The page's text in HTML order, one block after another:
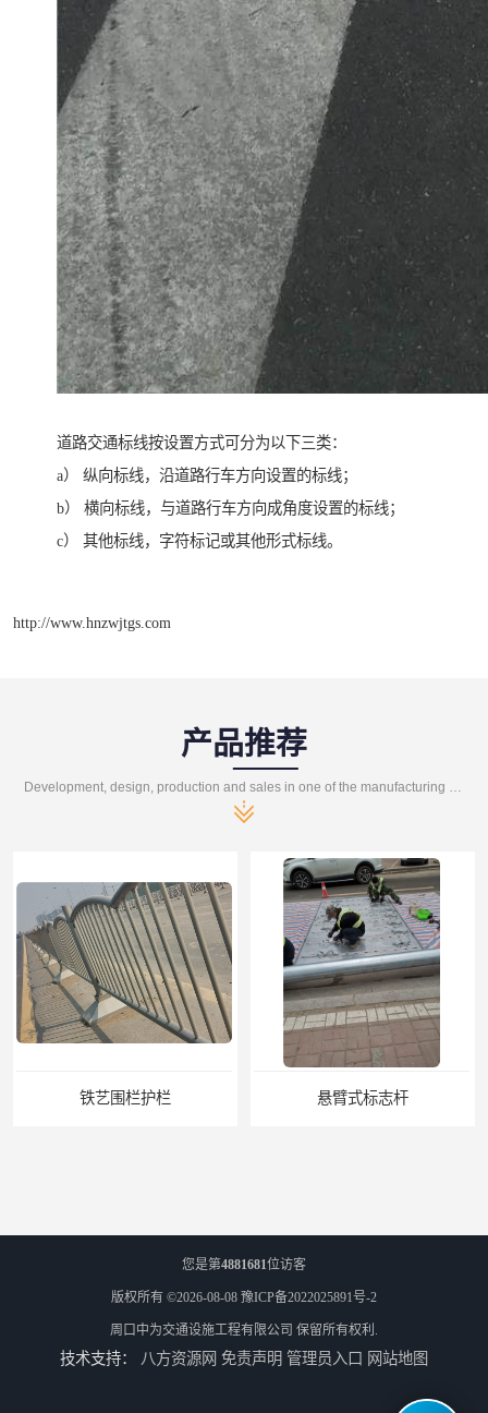
道路交通标线按设置方式可分为以下三类：
a） 纵向标线，沿道路行车方向设置的标线；
b） 横向标线，与道路行车方向成角度设置的标线；
c） 其他标线，字符标记或其他形式标线。
http://www.hnzwjtgs.com
产品推荐
铁艺围栏护栏 悬臂式标志杆
您是第4881681位访客
版权所有 ©2026-08-08 豫ICP备2022025891号-2
周口中为交通设施工程有限公司 保留所有权利.
技术支持： 八方资源网 免责声明 管理员入口 网站地图